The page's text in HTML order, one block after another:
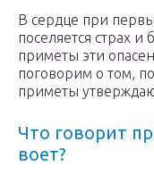
В сердце при
поселяется страх
приметы эти
поговорим о том,
приметы
Что говорит
воет?